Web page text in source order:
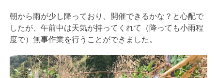
朝から雨が少し降っており、開催できるかな？と心配で
したが、午前中は天気が持ってくれて（降っても小雨程
度で）無事作業を行うことができました。